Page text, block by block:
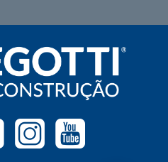
FacebookInstagramYoutube